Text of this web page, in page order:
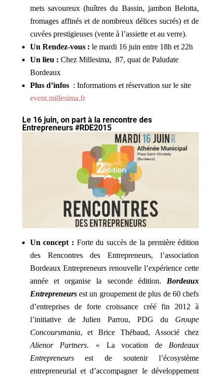
mets savoureux (huîtres du Bassin, jambon Belotta,
fromages affinés et de nombreux délices sucrés) et de
cuvées prestigieuses (vente à l’assiette et au verre).
Un Rendez-vous : le mardi 16 juin entre 18h et 22h
Un lieu : Chez Millesima, 87, quai de Paludate
Bordeaux
Plus d’infos: Informations et réservation sur le site
event.millesima.fr
Le 16 juin, on part à la rencontre des
Entrepreneurs #RDE2015
Un concept : Forte du succès de la première édition
des Rencontres des Entrepreneurs, l’association
Bordeaux Entrepreneurs renouvelle l’expérience cette
année et organise la seconde édition.Bordeaux
Entrepreneursest un groupement de plus de 60 chefs
d’entreprises de forte croissance créé fin 2012 à
l’initiative de Julien Parrou, PDG du Groupe
Concoursmania, et Brice Thébaud, Associé chez
Alienor Partners. « La vocation deBordeaux
Entrepreneursest de soutenir l’écosystème
entrepreneurial et d’accompagner le développement